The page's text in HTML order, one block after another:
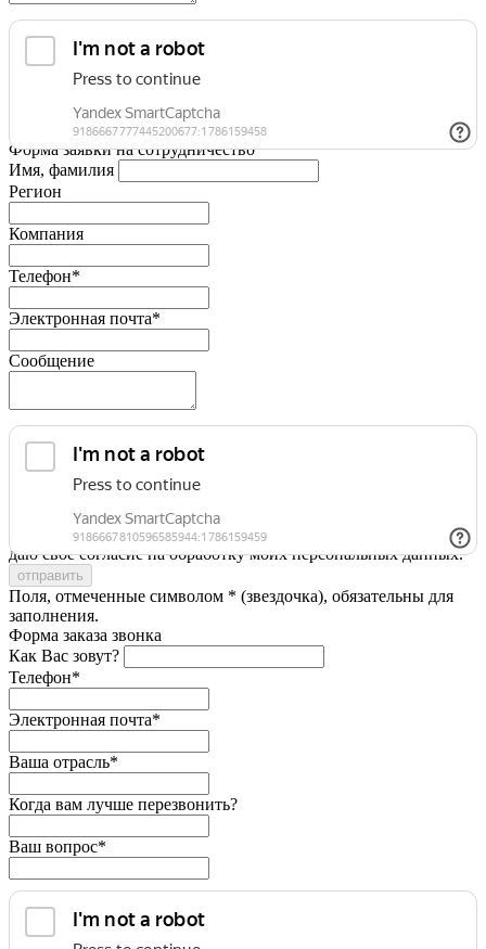
Форма заявки на сотрудничество
Имя, фамилия
Регион
Компания
Телефон*
Электронная почта*
Сообщение
Я принимаю условияПолитики конфиденциальности
даю свое согласие на обработку моих персональных данных.
Поля, отмеченные символом * (звездочка), обязательны для
заполнения.
Форма заказа звонка
Как Вас зовут?
Телефон*
Электронная почта*
Ваша отрасль*
Когда вам лучше перезвонить?
Ваш вопрос*